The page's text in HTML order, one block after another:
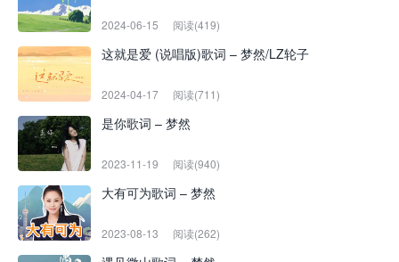
2024-06-15 阅读(419)
这就是爱 (说唱版)歌词 – 梦然/LZ轮子
2024-04-17 阅读(711)
是你歌词 – 梦然
2023-11-19 阅读(940)
大有可为歌词 – 梦然
2023-08-13 阅读(262)